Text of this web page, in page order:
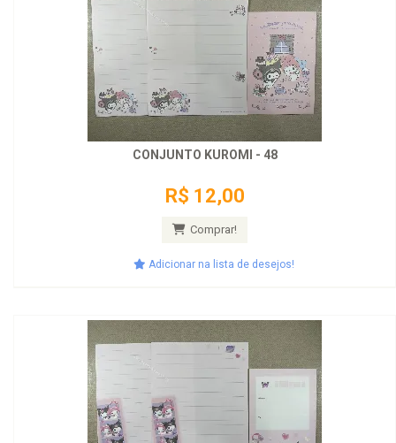
CONJUNTO KUROMI - 48
R$ 12,00
Comprar!
Adicionar na lista de desejos!